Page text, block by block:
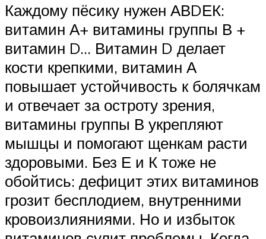
Каждому пёсику нужен АВDЕК:
витамин А+ витамины группы В +
витамин D… Витамин D делает
кости крепкими, витамин А
повышает устойчивость к болячкам
и отвечает за остроту зрения,
витамины группы В укрепляют
мышцы и помогают щенкам расти
здоровыми. Без Е и К тоже не
обойтись: дефицит этих витаминов
грозит бесплодием, внутренними
кровоизлияниями. Но и избыток